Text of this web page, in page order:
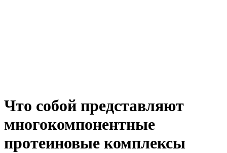
Что собой представляют
многокомпонентные
протеиновые комплексы